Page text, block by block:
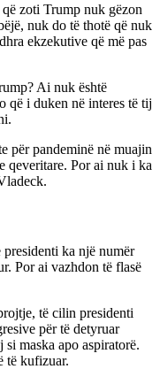
zoti Trump nuk gëzon
nuk do të thotë që nuk
ekzekutive që më pas
Ai nuk është
që i duken në interes të tij
për pandeminë në muajin
qeveritare. Por ai nuk i ka
ka një numër
Por ai vazhdon të flasë
të cilin presidenti
për të detyruar
maska apo aspiratorë.
të kufizuar.